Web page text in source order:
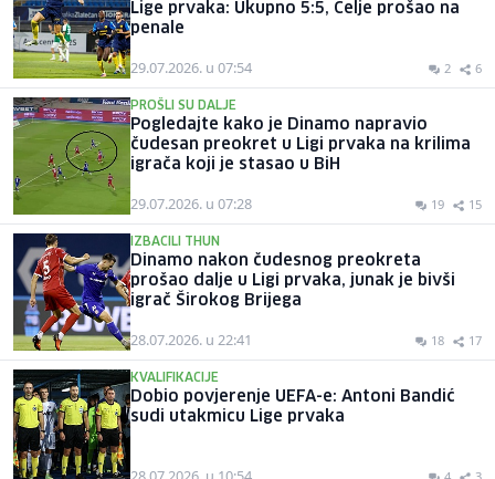
Lige prvaka: Ukupno 5:5, Celje prošao na
penale
29.07.2026. u 07:54 2 6
PROŠLI SU DALJE
Pogledajte kako je Dinamo napravio
čudesan preokret u Ligi prvaka na krilima
igrača koji je stasao u BiH
29.07.2026. u 07:28 19 15
IZBACILI THUN
Dinamo nakon čudesnog preokreta
prošao dalje u Ligi prvaka, junak je bivši
igrač Širokog Brijega
28.07.2026. u 22:41 18 17
KVALIFIKACIJE
Dobio povjerenje UEFA-e: Antoni Bandić
sudi utakmicu Lige prvaka
4 3